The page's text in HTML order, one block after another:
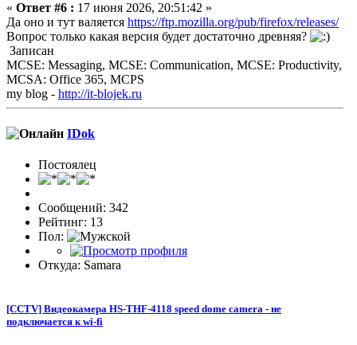
« Ответ #6 : 17 июня 2026, 20:51:42 »
Да оно и тут валяется https://ftp.mozilla.org/pub/firefox/releases/
Вопрос только какая версия будет достаточно древняя?
Записан
MCSE: Messaging, MCSE: Communication, MCSE: Productivity,
MCSA: Office 365, MCPS
my blog - http://it-blojek.ru
IDok
Постоялец
Сообщений: 342
Рейтинг: 13
Пол:
Откуда: Samara
[CCTV] Видеокамера HS-THF-4118 speed dome camera - не
подключается к wi-fi